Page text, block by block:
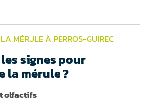
MÉRULE À PERROS-GUIREC
signes pour
la mérule ?
olfactifs